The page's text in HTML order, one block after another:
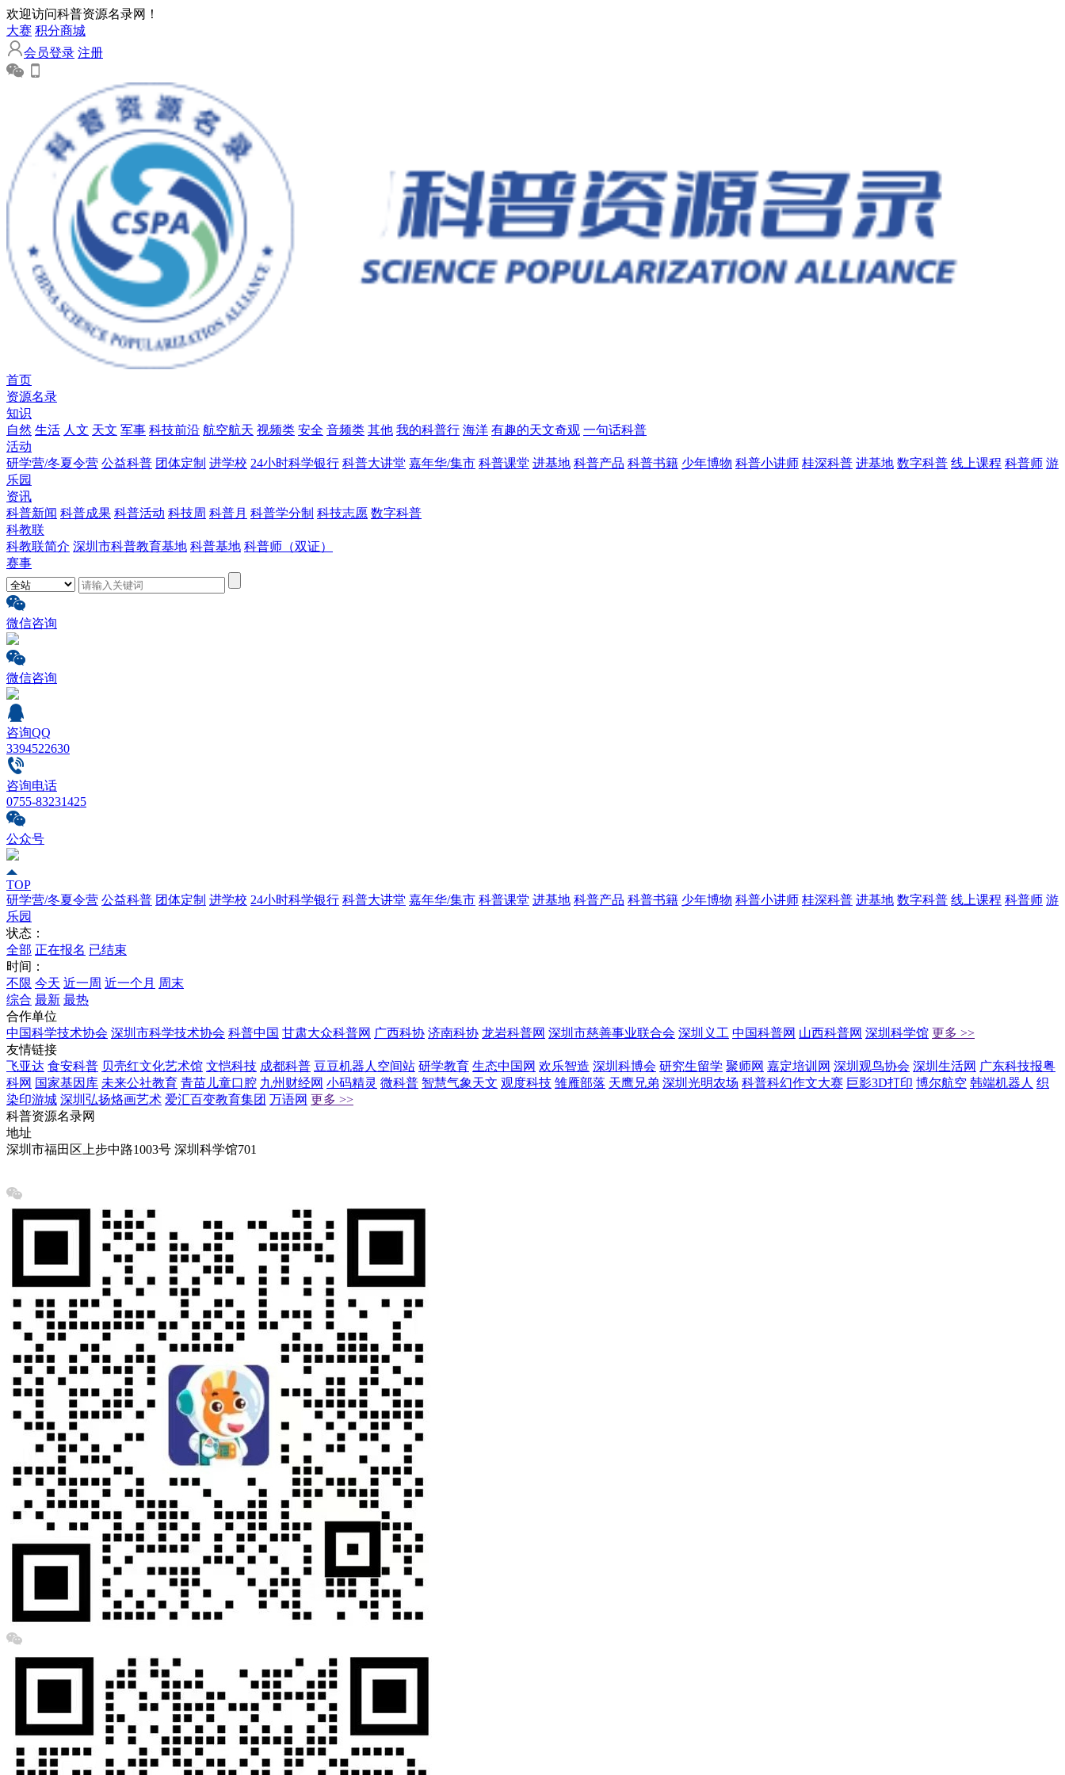
欢迎访问科普资源名录网！
大赛 积分商城
会员登录 注册
首页
资源名录
知识
自然 生活 人文 天文 军事 科技前沿 航空航天 视频类 安全 音频类 其他 我的科普行 海洋 有趣的天文奇观 一句话科普
活动
研学营/冬夏令营 公益科普 团体定制 进学校 24小时科学银行 科普大讲堂 嘉年华/集市 科普课堂 进基地 科普产品 科普书籍 少年博物 科普小讲师 桂深科普 进基地 数字科普 线上课程 科普师 游
乐园
资讯
科普新闻 科普成果 科普活动 科技周 科普月 科普学分制 科技志愿 数字科普
科教联
科教联简介 深圳市科普教育基地 科普基地 科普师（双证）
赛事
微信咨询
微信咨询
咨询QQ
3394522630
咨询电话
0755-83231425
公众号
TOP
研学营/冬夏令营 公益科普 团体定制 进学校 24小时科学银行 科普大讲堂 嘉年华/集市 科普课堂 进基地 科普产品 科普书籍 少年博物 科普小讲师 桂深科普 进基地 数字科普 线上课程 科普师 游
乐园
状态：
全部 正在报名 已结束
时间：
不限 今天 近一周 近一个月 周末
综合 最新 最热
合作单位
中国科学技术协会 深圳市科学技术协会 科普中国 甘肃大众科普网 广西科协 济南科协 龙岩科普网 深圳市慈善事业联合会 深圳义工 中国科普网 山西科普网 深圳科学馆 更多 >>
友情链接
飞亚达 食安科普 贝壳红文化艺术馆 文恺科技 成都科普 豆豆机器人空间站 研学教育 生态中国网 欢乐智造 深圳科博会 研究生留学 聚师网 嘉定培训网 深圳观鸟协会 深圳生活网 广东科技报粤
科网 国家基因库 未来公社教育 青苗儿童口腔 九州财经网 小码精灵 微科普 智慧气象天文 观度科技 雏雁部落 天鹰兄弟 深圳光明农场 科普科幻作文大赛 巨影3D打印 博尔航空 韩端机器人 织
染印游城 深圳弘扬烙画艺术 爱汇百变教育集团 万语网 更多 >>
科普资源名录网
地址
深圳市福田区上步中路1003号 深圳科学馆701